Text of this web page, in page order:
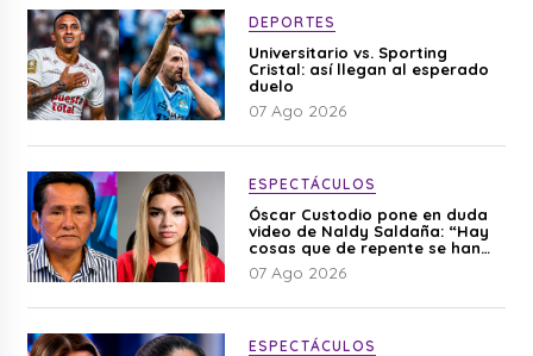
DEPORTES
Universitario vs. Sporting
Cristal: así llegan al esperado
duelo
07 Ago 2026
ESPECTÁCULOS
Óscar Custodio pone en duda
video de Naldy Saldaña: “Hay
cosas que de repente se han
editado”
07 Ago 2026
ESPECTÁCULOS